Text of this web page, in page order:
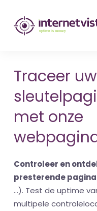
internetvista
monitoring
van
websites
en
-
Uptime
is
money
Traceer uw
met onze
Controleer en
presterende
...). Test de uptime
multipele